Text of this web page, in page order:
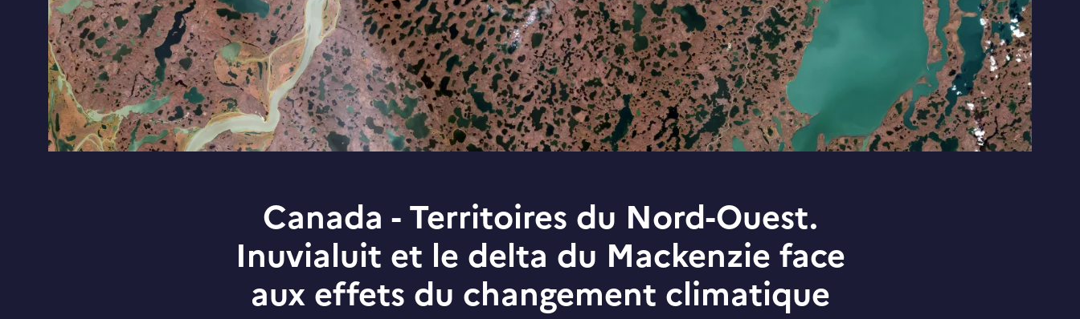
Canada - Territoires du Nord-Ouest.
Inuvialuit et le delta du Mackenzie face
aux effets du changement climatique